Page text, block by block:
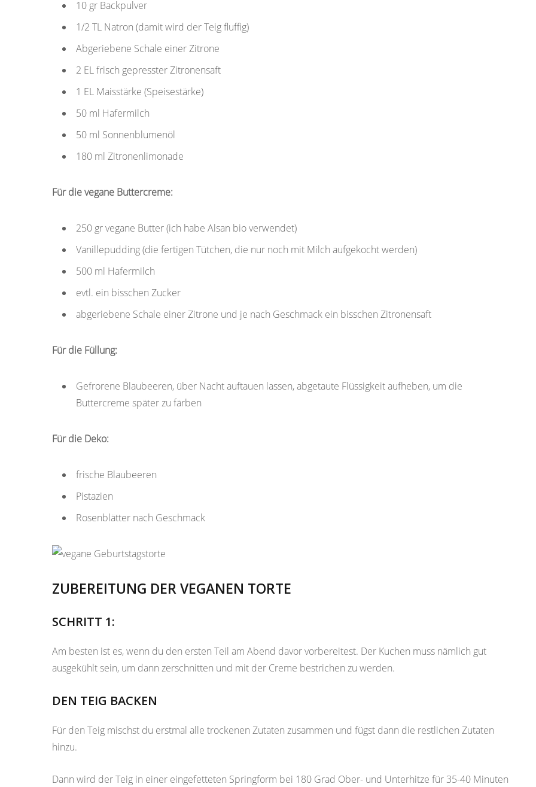
10 gr Backpulver
1/2 TL Natron (damit wird der Teig fluffig)
Abgeriebene Schale einer Zitrone
2 EL frisch gepresster Zitronensaft
1 EL Maisstärke (Speisestärke)
50 ml Hafermilch
50 ml Sonnenblumenöl
180 ml Zitronenlimonade
Für die vegane Buttercreme:
250 gr vegane Butter (ich habe Alsan bio verwendet)
Vanillepudding (die fertigen Tütchen, die nur noch mit Milch aufgekocht werden)
500 ml Hafermilch
evtl. ein bisschen Zucker
abgeriebene Schale einer Zitrone und je nach Geschmack ein bisschen Zitronensaft
Für die Füllung:
Gefrorene Blaubeeren, über Nacht auftauen lassen, abgetaute Flüssigkeit aufheben, um die
Buttercreme später zu färben
Für die Deko:
frische Blaubeeren
Pistazien
Rosenblätter nach Geschmack
ZUBEREITUNG DER VEGANEN TORTE
SCHRITT 1:
Am besten ist es, wenn du den ersten Teil am Abend davor vorbereitest. Der Kuchen muss nämlich gut
ausgekühlt sein, um dann zerschnitten und mit der Creme bestrichen zu werden.
DEN TEIG BACKEN
Für den Teig mischst du erstmal alle trockenen Zutaten zusammen und fügst dann die restlichen Zutaten
hinzu.
Dann wird der Teig in einer eingefetteten Springform bei 180 Grad Ober- und Unterhitze für 35-40 Minuten